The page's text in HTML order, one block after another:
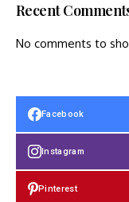
Recent
No comments to
Facebook
Instagram
Pinterest